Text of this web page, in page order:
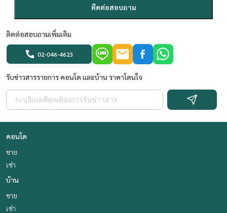
ติดต่อสอบถาม
ติดต่อสอบถามเพิ่มเติม
02-046-4623
รับข่าวสารรายการ คอนโด และบ้าน ราคาโดนใจ
คอนโด
ขาย
เช่า
บ้าน
ขาย
เช่า